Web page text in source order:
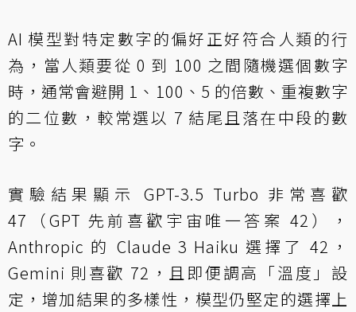
AI 模型對特定數字的偏好正好符合人類的行
為，當人類要從 0 到 100 之間隨機選個數字
時，通常會避開 1、100、5 的倍數、重複數字
的二位數，較常選以 7 結尾且落在中段的數
字。
實驗結果顯示 GPT-3.5 Turbo 非常喜歡
47（GPT 先前喜歡宇宙唯一答案 42），
Anthropic 的 Claude 3 Haiku 選擇了 42，
Gemini 則喜歡 72，且即便調高「溫度」設
定，增加結果的多樣性，模型仍堅定的選擇上